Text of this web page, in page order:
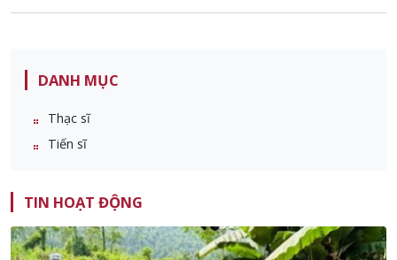
DANH MỤC
Thạc sĩ
Tiến sĩ
TIN HOẠT ĐỘNG